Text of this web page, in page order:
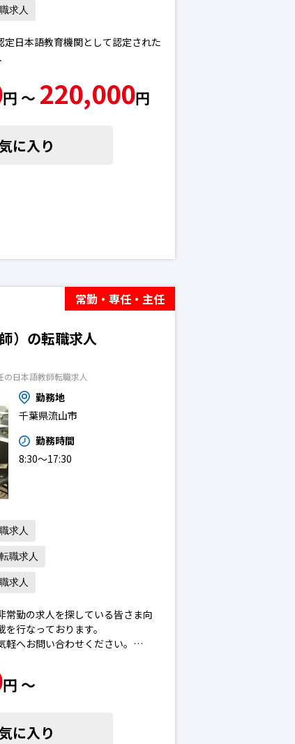
求人
日本語教育機関として認定された
円 〜 220,000円
に入り
常勤・専任・主任
）の転職求人
日本語教師転職求人
勤務地
千葉県流山市
勤務時間
8:30〜17:30
求人
職求人
求人
常勤の求人を探している皆さま向
行なっております。
へお問い合わせください。
る場合がございます。予めご了承
円 〜
に入り